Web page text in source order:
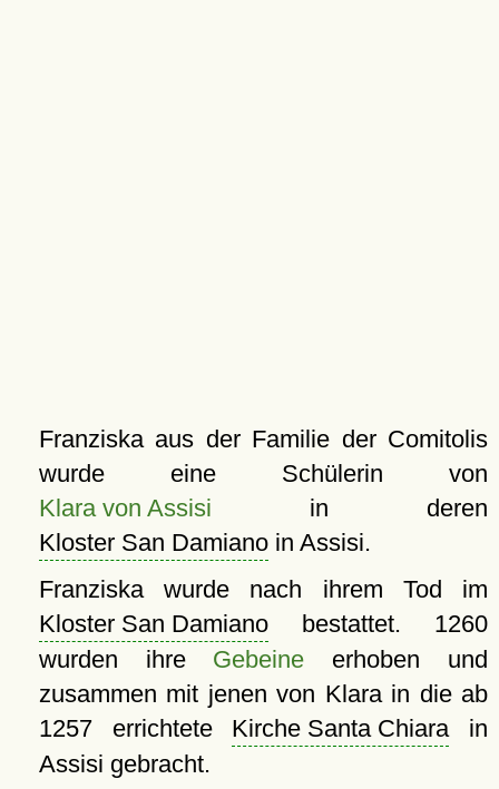
Franziska aus der Familie der Comitolis
wurde eine Schülerin von
Klara von Assisi in deren
Kloster San Damianoin Assisi.
Franziska wurde nach ihrem Tod im
Kloster San Damianobestattet. 1260
wurden ihre Gebeine erhoben und
zusammen mit jenen von Klara in die ab
1257 errichtete Kirche Santa Chiarain
Assisi gebracht.